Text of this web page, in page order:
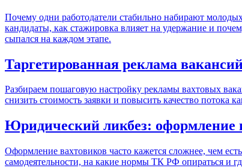
Почему одни работодатели стабильно набирают
кандидаты, как стажировка влияет на удержание и
сыпался на каждом этапе.
Таргетированная реклама
Разбираем пошаговую настройку рекламы вахтовых
снизить стоимость заявки и повысить качество потока
Юридический ликбез: оформление
Оформление вахтовиков часто кажется сложнее, чем
самодеятельности, на какие нормы ТК РФ опираться и